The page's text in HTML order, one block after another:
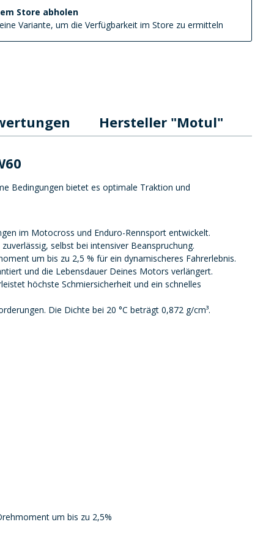
Store abholen
Variante, um die Verfügbarkeit im Store zu ermitteln
Hersteller "Motul"
Bedingungen bietet es optimale Traktion und
im Motocross und Enduro-Rennsport entwickelt.
selbst bei intensiver Beanspruchung.
um bis zu 2,5 % für ein dynamischeres Fahrerlebnis.
und die Lebensdauer Deines Motors verlängert.
höchste Schmiersicherheit und ein schnelles
Die Dichte bei 20 °C beträgt 0,872 g/cm³.
um bis zu 2,5%